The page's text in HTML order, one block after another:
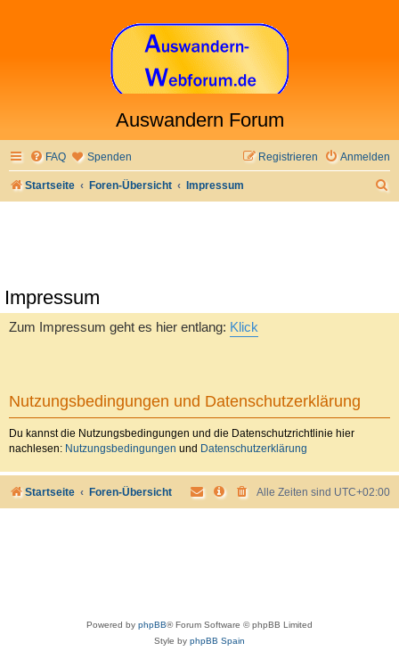
Auswandern Forum
FAQ Spenden Anmelden
Registrieren
Startseite Foren-Übersicht Impressum
Impressum
Zum Impressum geht es hier entlang: Klick
Nutzungsbedingungen und Datenschutzerklärung
Du kannst die Nutzungsbedingungen und die Datenschutzrichtlinie hier
nachlesen: Nutzungsbedingungen und Datenschutzerklärung
Startseite Foren-Übersicht Alle Zeiten sind UTC+02:00
Powered by phpBB® Forum Software © phpBB Limited
Style by phpBB Spain